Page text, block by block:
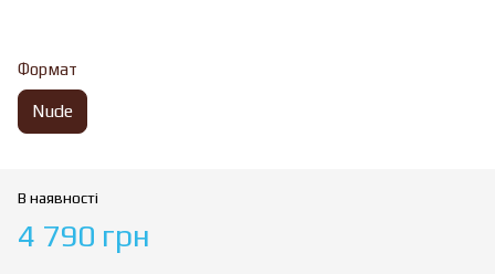
Формат
Nude
В наявності
4 790 грн